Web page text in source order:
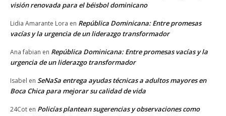
visión renovada para el béisbol dominicano
Lidia Amarante Lora en República Dominicana: Entre promesas
vacías y la urgencia de un liderazgo transformador
Ana fabian en República Dominicana: Entre promesas vacías y la
urgencia de un liderazgo transformador
Isabel en SeNaSa entrega ayudas técnicas a adultos mayores en
Boca Chica para mejorar su calidad de vida
24Cot en Policías plantean sugerencias y observaciones como